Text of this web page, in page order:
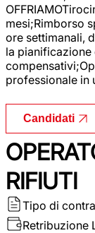
mesi;Rimborso
ore settimanali,
la
professionale in
Candidati
RIFIUTI
Tipo di
Retribuzione